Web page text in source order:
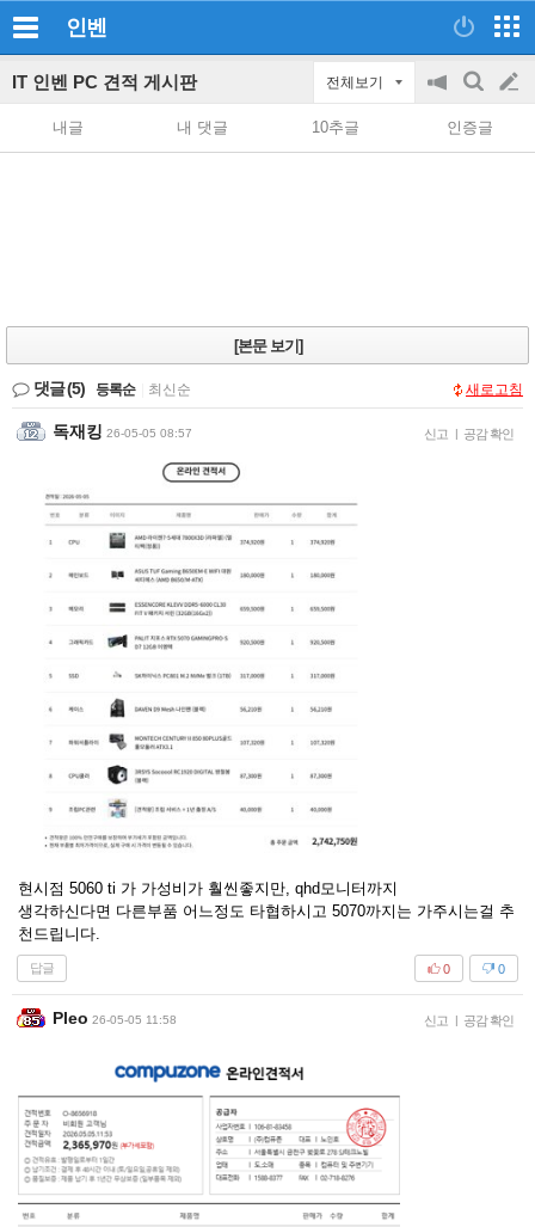
인벤
IT 인벤 PC 견적 게시판 전체보기
공
on/off
검
색
글
쓰
내글 내 댓글 10추글 인증글
[본문 보기]
댓글(5) 등록순 최신순 새로고침
독재킹 26-05-05 08:57 신고 | 공감 확인
현시점 5060 ti 가 가성비가 훨씬좋지만, qhd모니터까지
생각하신다면 다른부품 어느정도 타협하시고 5070까지는 가주시는걸 추
천드립니다.
답글 0
0
Pleo 26-05-05 11:58 신고 | 공감 확인